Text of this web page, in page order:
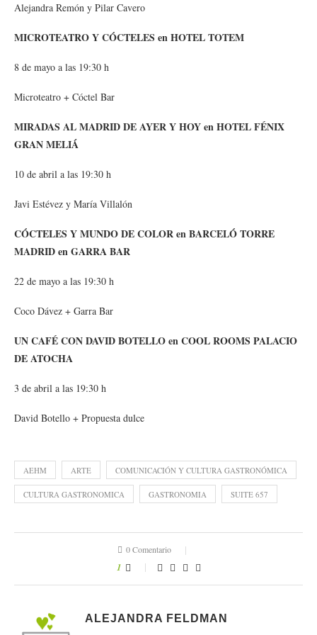
Alejandra Remón y Pilar Cavero
MICROTEATRO Y CÓCTELES en HOTEL TOTEM
8 de mayo a las 19:30 h
Microteatro + Cóctel Bar
MIRADAS AL MADRID DE AYER Y HOY en HOTEL FÉNIX
GRAN MELIÁ
10 de abril a las 19:30 h
Javi Estévez y María Villalón
CÓCTELES Y MUNDO DE COLOR en BARCELÓ TORRE
MADRID en GARRA BAR
22 de mayo a las 19:30 h
Coco Dávez + Garra Bar
UN CAFÉ CON DAVID BOTELLO en COOL ROOMS PALACIO
DE ATOCHA
3 de abril a las 19:30 h
David Botello + Propuesta dulce
AEHM ARTE COMUNICACIÓN Y CULTURA GASTRONÓMICA
CULTURA GASTRONOMICA GASTRONOMIA SUITE 657
0 Comentario
1
ALEJANDRA FELDMAN